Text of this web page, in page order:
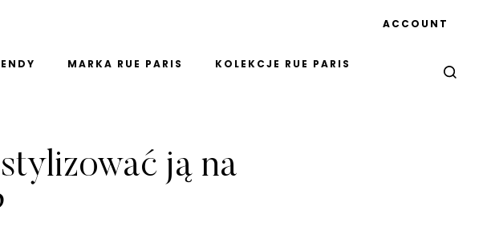
MARKA RUE PARIS KOLEKCJE RUE PARIS
ACCOUNT
ją na